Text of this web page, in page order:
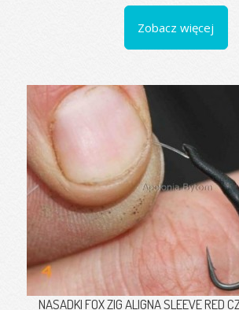
Zobacz więcej
NASADKI FOX ZIG ALIGNA SLEEVE RED